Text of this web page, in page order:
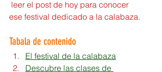
ese festival dedicado a la calabaza.
Tabala de contenido
El festival de la calabaza
Descubre las clases de